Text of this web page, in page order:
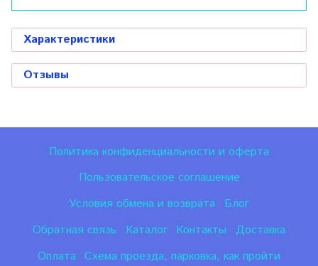
Характеристики
Отзывы
Политика конфиденциальности и оферта
Пользовательское соглашение
Условия обмена и возврата
Блог
Обратная связь
Каталог Контакты
Доставка
Оплата Схема проезда, парковка, как пройти